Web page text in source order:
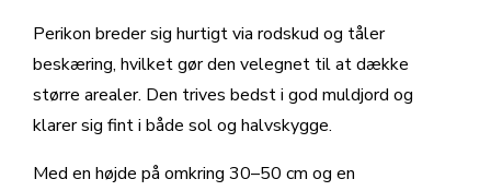
Perikon breder sig hurtigt via rodskud og tåler
beskæring, hvilket gør den velegnet til at dække
større arealer. Den trives bedst i god muldjord og
klarer sig fint i både sol og halvskygge.
Med en højde på omkring 30–50 cm og en